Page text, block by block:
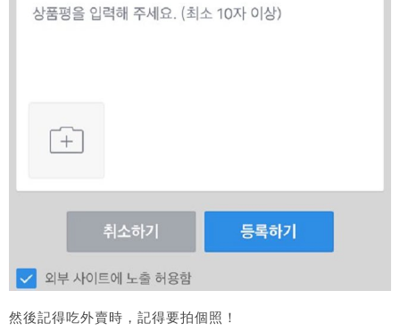
然後記得吃外賣時，記得要拍個照！